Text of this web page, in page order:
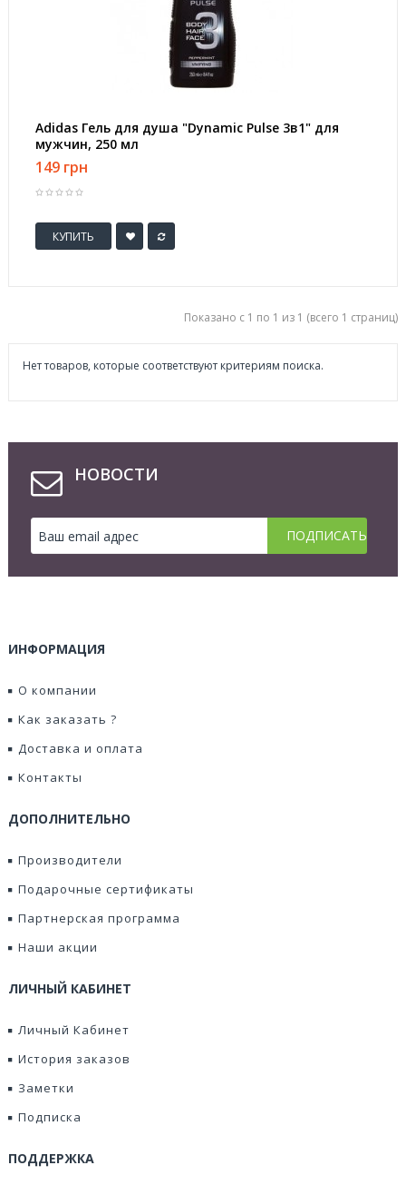
Adidas Гель для душа "Dynamic Pulse 3в1" для
мужчин, 250 мл
149 грн
КУПИТЬ
Показано с 1 по 1 из 1 (всего 1 страниц)
Нет товаров, которые соответствуют критериям поиска.
НОВОСТИ
ИНФОРМАЦИЯ
О компании
Как заказать ?
Доставка и оплата
Контакты
ДОПОЛНИТЕЛЬНО
Производители
Подарочные сертификаты
Партнерская программа
Наши акции
ЛИЧНЫЙ КАБИНЕТ
Личный Кабинет
История заказов
Заметки
Подписка
ПОДДЕРЖКА